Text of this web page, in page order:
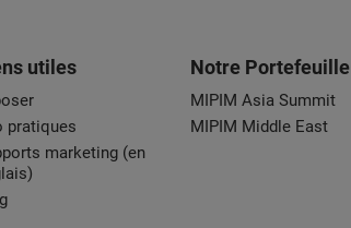
utiles
pratiques
marketing (en
Notre Portefeuille
MIPIM Asia Summit
MIPIM Middle East